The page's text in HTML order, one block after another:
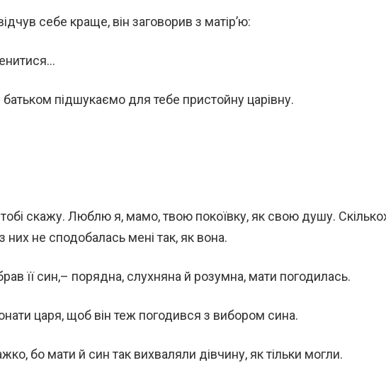
себе краще, він заговорив з матір’ю:
підшукаємо для тебе пристойну царівну.
скажу. Люблю я, мамо, твою покоївку, як свою душу.
них не сподобалась мені так, як вона.
її син,– порядна, слухняна й розумна, мати погодилась.
царя, щоб він теж погодився з вибором сина.
бо мати й син так вихваляли дівчину, як тільки могли.